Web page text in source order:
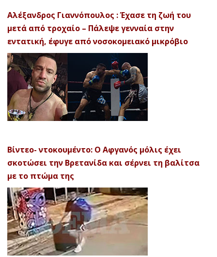
Αλέξανδρος Γιαννόπουλος : Έχασε τη ζωή του
μετά από τροχαίο – Πάλεψε γενναία στην
εντατική, έφυγε από νοσοκομειακό μικρόβιο
Βίντεο- ντοκουμέντο: Ο Αφγανός μόλις έχει
σκοτώσει την Βρετανίδα και σέρνει τη βαλίτσα
με το πτώμα της